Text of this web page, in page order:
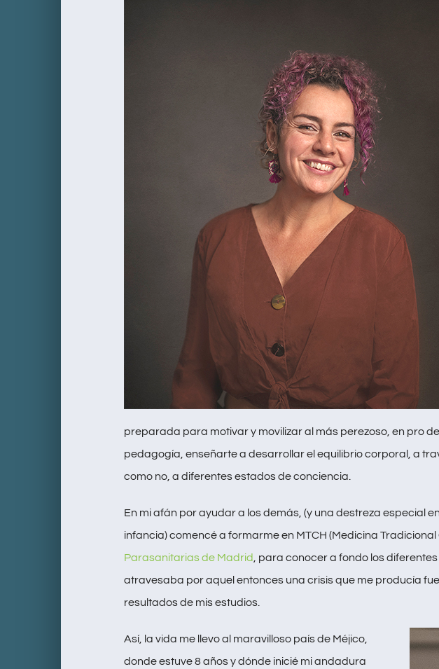
preparada para motivar y movilizar al más perezoso, en pro
pedagogía, enseñarte a desarrollar el equilibrio corporal, a
como no, a diferentes estados de conciencia.
En mi afán por ayudar a los demás, (y una destreza especial
infancia) comencé a formarme en MTCH (Medicina
Parasanitarias de Madrid
, para conocer a fondo los
atravesaba por aquel entonces una crisis que me producía
resultados de mis estudios.
Así, la vida me llevo al maravilloso país de Méjico,
donde estuve 8 años y dónde inicié mi andadura